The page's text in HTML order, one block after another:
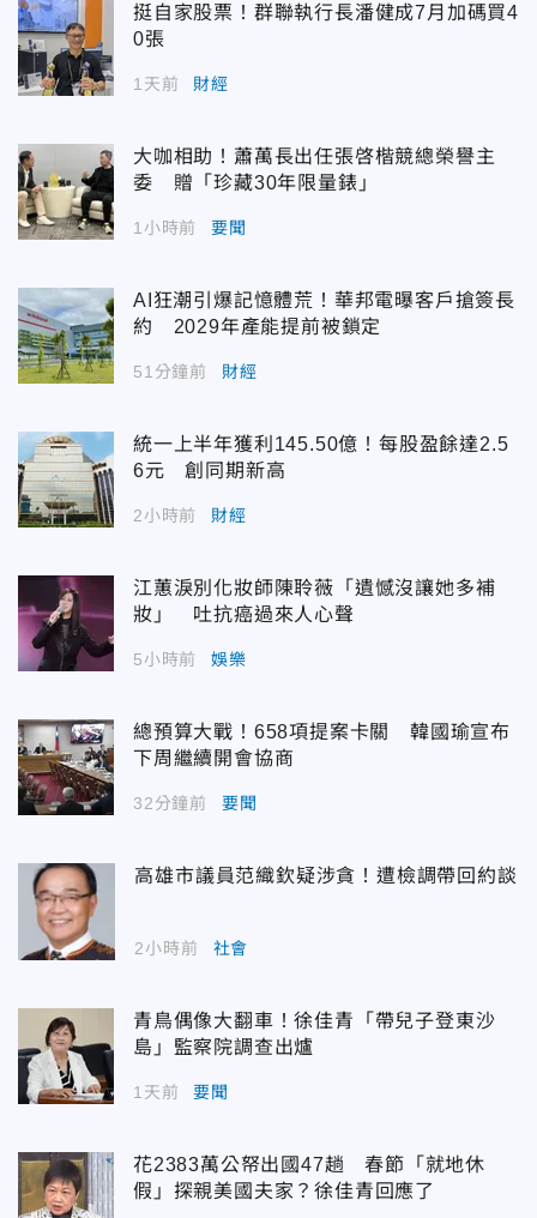
挺自家股票！群聯執行長潘健成7月加碼買4
0張
1天前 財經
大咖相助！蕭萬長出任張啓楷競總榮譽主
委 贈「珍藏30年限量錶」
1小時前 要聞
AI狂潮引爆記憶體荒！華邦電曝客戶搶簽長
約 2029年產能提前被鎖定
51分鐘前 財經
統一上半年獲利145.50億！每股盈餘達2.5
6元 創同期新高
2小時前 財經
江蕙淚別化妝師陳聆薇「遺憾沒讓她多補
妝」 吐抗癌過來人心聲
5小時前 娛樂
總預算大戰！658項提案卡關 韓國瑜宣布
下周繼續開會協商
32分鐘前 要聞
高雄市議員范織欽疑涉貪！遭檢調帶回約談
2小時前 社會
青鳥偶像大翻車！徐佳青「帶兒子登東沙
島」監察院調查出爐
1天前 要聞
花2383萬公帑出國47趟 春節「就地休
假」探親美國夫家？徐佳青回應了